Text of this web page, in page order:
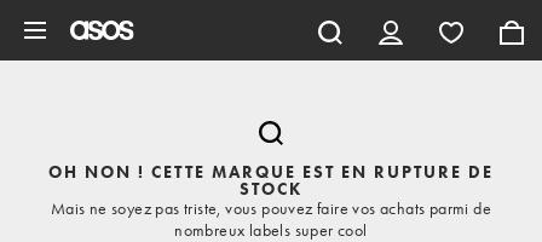
OH NON ! CETTE MARQUE EST EN RUPTURE DE
STOCK
Mais ne soyez pas triste, vous pouvez faire vos achats parmi de
nombreux labels super cool